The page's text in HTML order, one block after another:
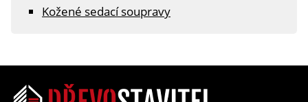
Kožené sedací soupravy